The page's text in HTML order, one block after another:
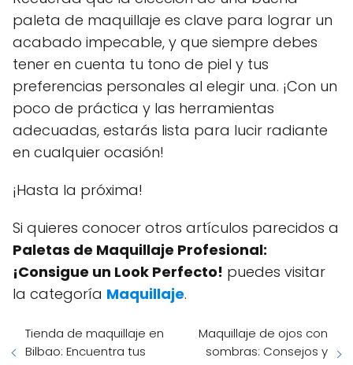
paleta de maquillaje es clave para lograr un
acabado impecable, y que siempre debes
tener en cuenta tu tono de piel y tus
preferencias personales al elegir una. ¡Con un
poco de práctica y las herramientas
adecuadas, estarás lista para lucir radiante
en cualquier ocasión!
¡Hasta la próxima!
Si quieres conocer otros artículos parecidos a
Paletas de Maquillaje Profesional:
¡Consigue un Look Perfecto! puedes visitar
la categoría Maquillaje.
Tienda de maquillaje en
Bilbao: Encuentra tus
Maquillaje de ojos con
sombras: Consejos y